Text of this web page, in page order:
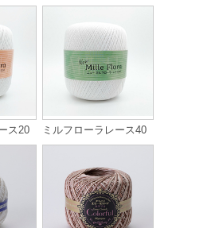
ス20 ミルフローラレース40